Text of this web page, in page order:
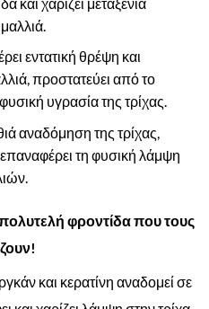
εντατική θρέψη και
προστατεύει από το
υγρασία της τρίχας.
αναδόμηση της τρίχας,
επαναφέρει τη φυσική λάμψη
φροντίδα που τους
και κερατίνη αναδομεί σε